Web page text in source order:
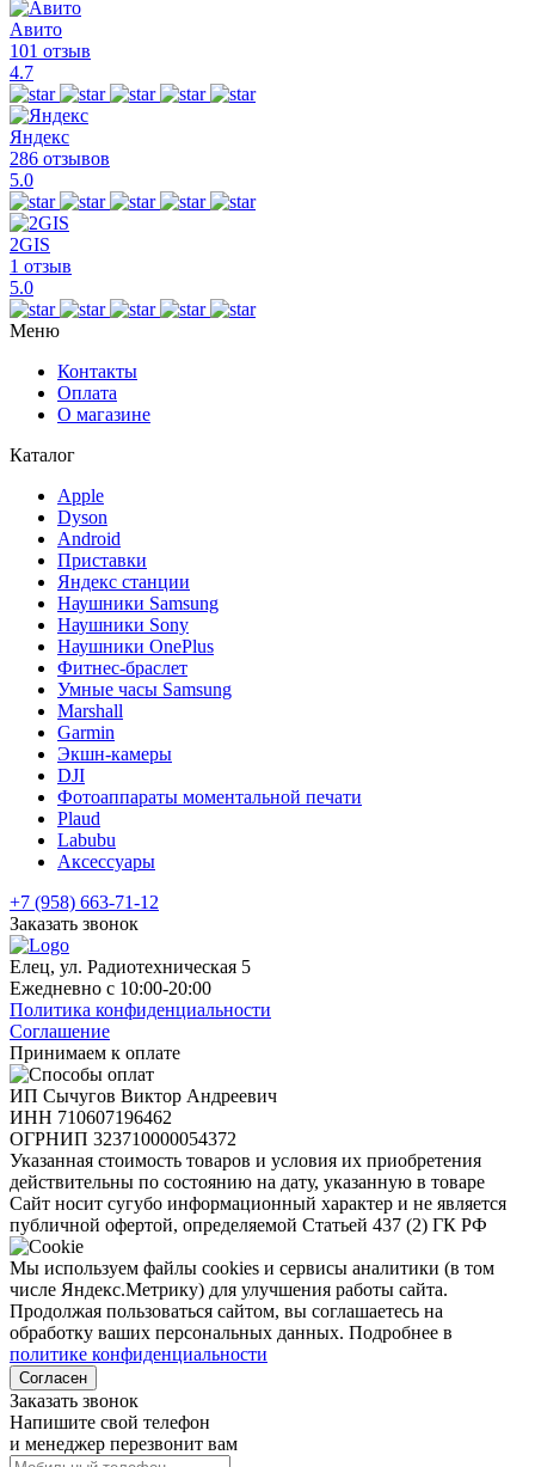
Авито
101 отзыв
4.7
Яндекс
286 отзывов
5.0
2GIS
1 отзыв
5.0
Меню
Контакты
Оплата
О магазине
Каталог
Apple
Dyson
Android
Приставки
Яндекс станции
Наушники Samsung
Наушники Sony
Наушники OnePlus
Фитнес-браслет
Умные часы Samsung
Marshall
Garmin
Экшн-камеры
DJI
Фотоаппараты моментальной печати
Plaud
Labubu
Аксессуары
+7 (958) 663-71-12
Заказать звонок
Елец, ул. Радиотехническая 5
Ежедневно с 10:00-20:00
Политика конфиденциальности
Соглашение
Принимаем к оплате
ИП Сычугов Виктор Андреевич
ИНН 710607196462
ОГРНИП 323710000054372
Указанная стоимость товаров и условия их приобретения
действительны по состоянию на дату, указанную в товаре
Сайт носит сугубо информационный характер и не является
публичной офертой, определяемой Статьей 437 (2) ГК РФ
Мы используем файлы cookies и сервисы аналитики (в том
числе Яндекс.Метрику) для улучшения работы сайта.
Продолжая пользоваться сайтом, вы соглашаетесь на
обработку ваших персональных данных. Подробнее в
политике конфиденциальности
Согласен
Заказать звонок
Напишите свой телефон
и менеджер перезвонит вам